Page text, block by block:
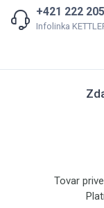
+421 222
Infolinka
Tovar